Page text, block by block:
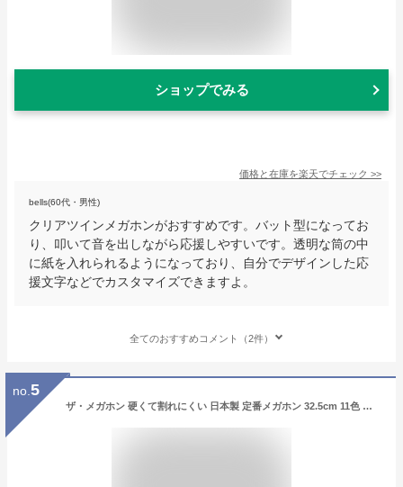
ショップでみる
価格と在庫を楽天でチェック >>
bells(60代・男性)
クリアツインメガホンがおすすめです。バット型になってお
り、叩いて音を出しながら応援しやすいです。透明な筒の中
に紙を入れられるようになっており、自分でデザインした応
援文字などでカスタマイズできますよ。
全てのおすすめコメント（2件）
no. 5
ザ・メガホン 硬くて割れにくい 日本製 定番メガホン 32.5cm 11色 甲子園 メガホン 応援グッズ 名入れ 鳴り物 応援用メガフォン 応援メガホン 体育祭 運動会 野球 高校野球 インターハイ 高校サッカー 選挙 大量 大口 大きな声を届ける